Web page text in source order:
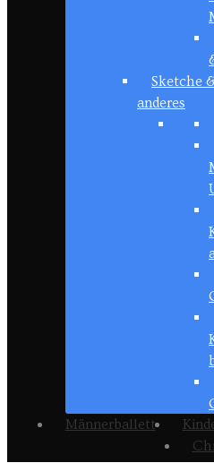
Sketche
anderes
Männerballett